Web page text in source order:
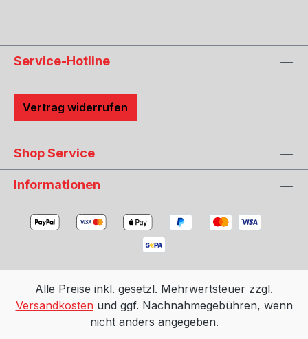
Service-Hotline
Vertrag widerrufen
Shop Service
Informationen
Alle Preise inkl. gesetzl. Mehrwertsteuer zzgl.
Versandkostenund ggf. Nachnahmegebühren, wenn
nicht anders angegeben.